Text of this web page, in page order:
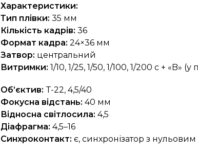
Характеристики:
Тип плівки: 35 мм
Кількість кадрів: 36
Формат кадра: 24×36 мм
Затвор: центральний
Витримки: 1/10, 1/25, 1/50, 1/100, 1/200 с + «B»
Об’єктив: T-22, 4,5/40
Фокусна відстань: 40 мм
Відносна світлосила: 4,5
Діафрагма: 4,5–16
Синхроконтакт: є, синхронізатор з